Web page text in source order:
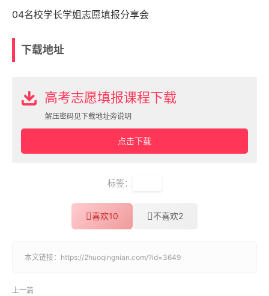
04名校学长学姐志愿填报分享会
下载地址
高考志愿填报课程下载
解压密码见下载地址旁说明
点击下载
标签：
喜欢10 不喜欢2
本文链接： https://2huoqingnian.com/?id=3649
上一篇